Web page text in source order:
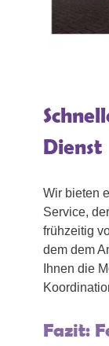
Dienst
Wir bieten
Service,
frühzeitig
dem dem
Ihnen die
Fazit: